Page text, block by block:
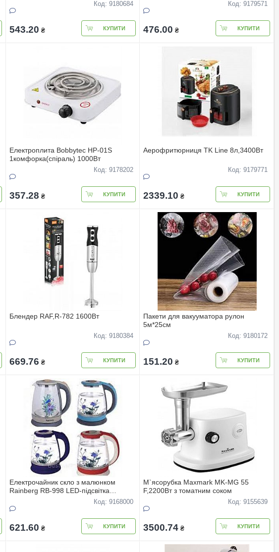
Код: 9180684
543.20 ₴ КУПИТИ
Код: 9179571
476.00 ₴ КУПИТИ
Електроплита Bobbytec HP-01S
1комфорка(спiраль) 1000Вт
Код: 9178202
357.28 ₴ КУПИТИ
Аерофритюрниця TK Line 8л,3400Вт
Код: 9179771
2339.10 ₴ КУПИТИ
Блендер RAF,R-782 1600Вт
Код: 9180384
669.76 ₴ КУПИТИ
Пакети для вакууматора рулон
5м*25см
Код: 9180172
151.20 ₴ КУПИТИ
Електрочайник скло з малюнком
Rainberg RB-998 LED-пiдсвiтка
Код: 9168000
621.60 ₴ КУПИТИ
М`ясорубка Maxmark MK-MG 55
F,2200Вт з томатним соком
Код: 9155639
3500.74 ₴ КУПИТИ